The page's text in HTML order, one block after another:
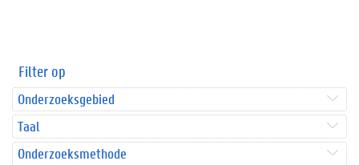
Filter op
Onderzoeksgebied
Taal
Onderzoeksmethode